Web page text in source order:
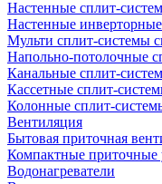
Настенные сплит-
Настенные
Мульти сплит-системы
Напольно-потолочные
Канальные сплит-
Кассетные сплит-
Колонные сплит-
Вентиляция
Бытовая приточная
Компактные приточные
Водонагреватели